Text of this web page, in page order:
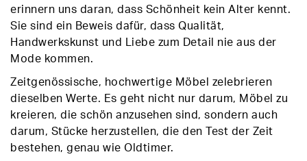
erinnern uns daran, dass Schönheit kein Alter kennt.
Sie sind ein Beweis dafür, dass Qualität,
Handwerkskunst und Liebe zum Detail nie aus der
Mode kommen.
Zeitgenössische, hochwertige Möbel zelebrieren
dieselben Werte. Es geht nicht nur darum, Möbel zu
kreieren, die schön anzusehen sind, sondern auch
darum, Stücke herzustellen, die den Test der Zeit
bestehen, genau wie Oldtimer.